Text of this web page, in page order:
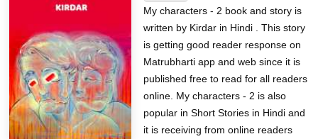
My characters - 2 book and story is
written by Kirdar in Hindi . This story
is getting good reader response on
Matrubharti app and web since it is
published free to read for all readers
online. My characters - 2 is also
popular in Short Stories in Hindi and
it is receiving from online readers